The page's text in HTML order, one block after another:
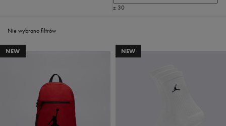
z 30
Nie wybrano filtrów
NEW NEW